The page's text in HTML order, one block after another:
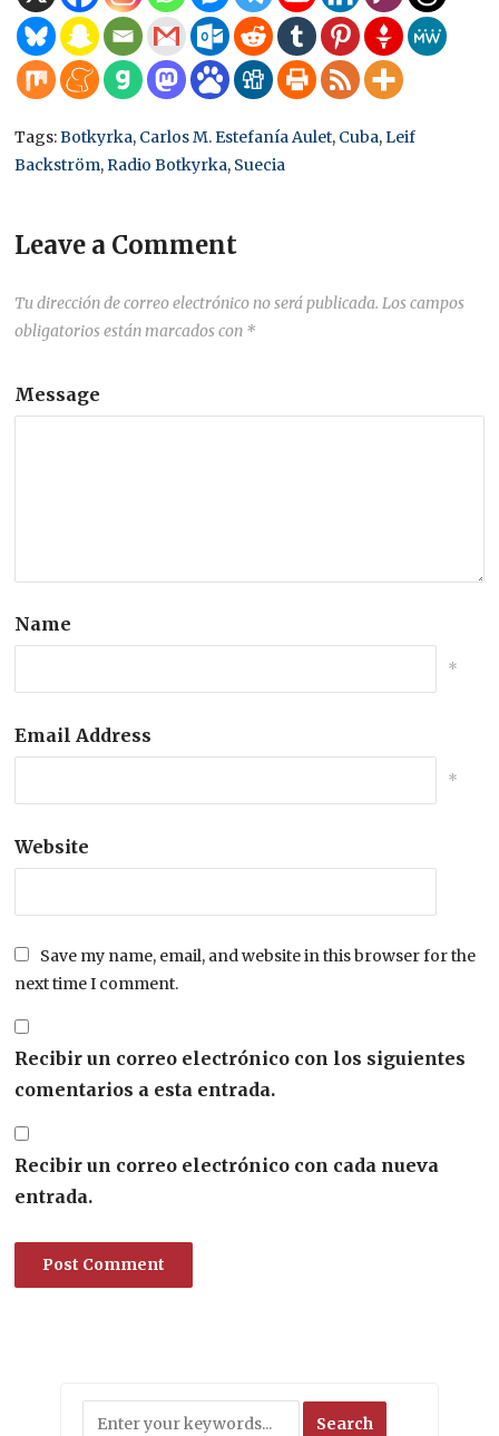
Tags:Botkyrka, Carlos M. Estefanía Aulet, Cuba,Leif
Backström,Radio Botkyrka, Suecia
Leave a Comment
Tu dirección de correo electrónico no será publicada. Los campos
obligatorios están marcados con *
Message
Name
*
Email Address
*
Website
Save my name, email, and website in this browser for the
next time I comment.
Recibir un correo electrónico con los siguientes
comentarios a esta entrada.
Recibir un correo electrónico con cada nueva
entrada.